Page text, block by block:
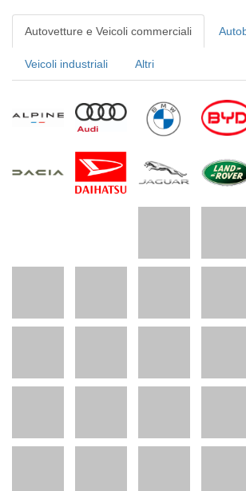
Autovetture e Veicoli commerciali
Veicoli industriali Altri